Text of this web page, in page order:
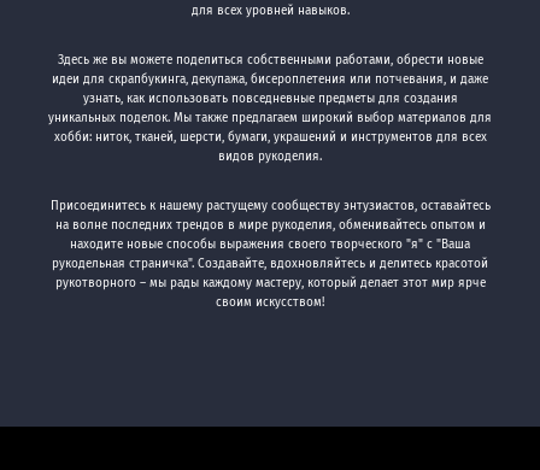
для всех уровней навыков.
Здесь же вы можете поделиться собственными работами, обрести новые
идеи для скрапбукинга, декупажа, бисероплетения или потчевания, и даже
узнать, как использовать повседневные предметы для создания
уникальных поделок. Мы также предлагаем широкий выбор материалов для
хобби: ниток, тканей, шерсти, бумаги, украшений и инструментов для всех
видов рукоделия.
Присоединитесь к нашему растущему сообществу энтузиастов, оставайтесь
на волне последних трендов в мире рукоделия, обменивайтесь опытом и
находите новые способы выражения своего творческого "я" с "Ваша
рукодельная страничка". Создавайте, вдохновляйтесь и делитесь красотой
рукотворного – мы рады каждому мастеру, который делает этот мир ярче
своим искусством!